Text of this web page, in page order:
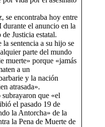
se encontraba hoy entre
el anuncio en la
Justicia estatal.
sentencia a su hijo se
parte del mundo
muerte» porque «jamás
a un
y la nación
atrasada».
que «el
el pasado 19 de
la Antorcha» de la
la Pena de Muerte de